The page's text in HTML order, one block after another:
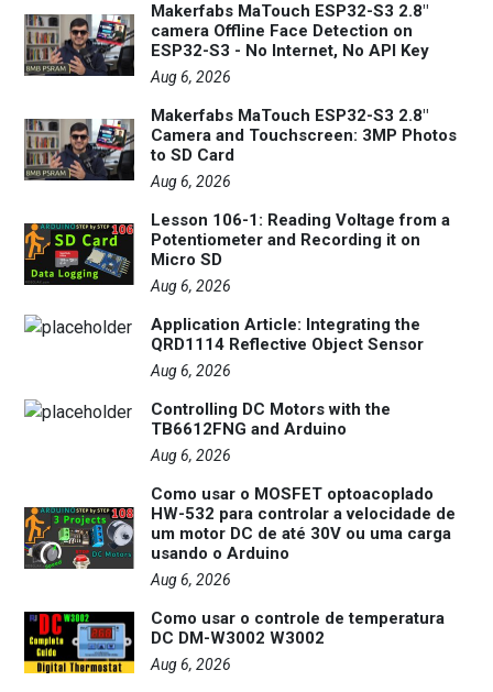
Makerfabs MaTouch ESP32-S3 2.8"
camera Offline Face Detection on
ESP32-S3 - No Internet, No API Key
Aug 6, 2026
Makerfabs MaTouch ESP32-S3 2.8"
Camera and Touchscreen: 3MP Photos
to SD Card
Aug 6, 2026
Lesson 106-1: Reading Voltage from a
Potentiometer and Recording it on
Micro SD
Aug 6, 2026
Application Article: Integrating the
QRD1114 Reflective Object Sensor
Aug 6, 2026
Controlling DC Motors with the
TB6612FNG and Arduino
Aug 6, 2026
Como usar o MOSFET optoacoplado
HW-532 para controlar a velocidade de
um motor DC de até 30V ou uma carga
usando o Arduino
Aug 6, 2026
Como usar o controle de temperatura
DC DM-W3002 W3002
Aug 6, 2026